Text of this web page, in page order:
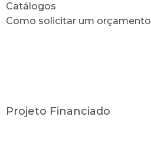
Catálogos
Como solicitar um orçamento
Projeto Financiado